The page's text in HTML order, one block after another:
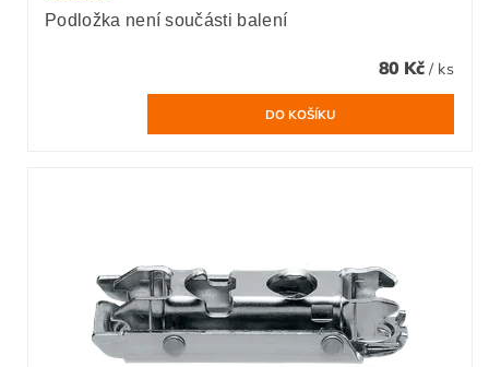
Podložka není součásti balení
80 Kč / ks